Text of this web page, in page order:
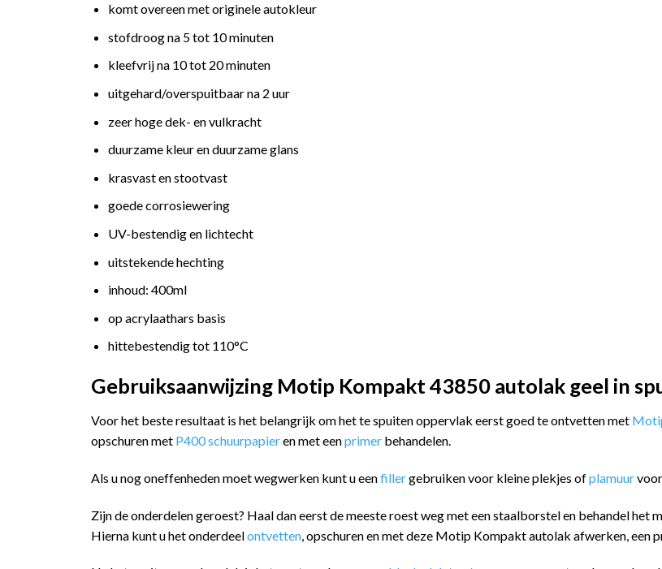
komt overeen met originele autokleur
stofdroog na 5 tot 10 minuten
kleefvrij na 10 tot 20 minuten
uitgehard/overspuitbaar na 2 uur
zeer hoge dek- en vulkracht
duurzame kleur en duurzame glans
krasvast en stootvast
goede corrosiewering
UV-bestendig en lichtecht
uitstekende hechting
inhoud: 400ml
op acrylaathars basis
hittebestendig tot 110°C
Gebruiksaanwijzing Motip Kompakt 43850 autolak geel in
Voor het beste resultaat is het belangrijk om het te spuiten oppervlak eerst goed te ontvetten met
opschuren met P400 schuurpapieren met eenprimer behandelen.
Als u nog oneffenheden moet wegwerken kunt u eenfillergebruiken voor kleine plekjes ofplamuur
Zijn de onderdelen geroest? Haal dan eerst de meeste roest weg met een staalborstel en behandel het
Hierna kunt u het onderdeelontvetten , opschuren en met deze Motip Kompakt autolak afwerken, een